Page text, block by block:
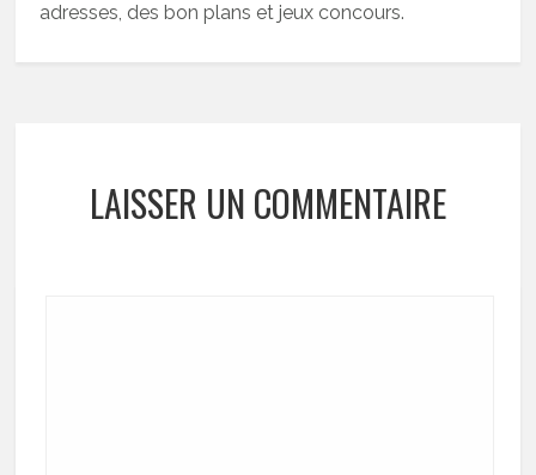
adresses, des bon plans et jeux concours.
LAISSER UN COMMENTAIRE